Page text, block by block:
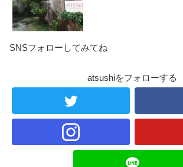
SNSフォローしてみてね
atsushiをフォローする